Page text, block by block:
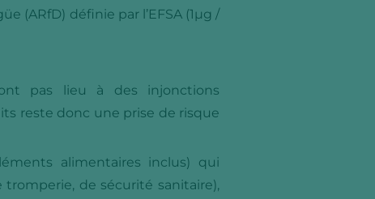
(ARfD) définie par l’EFSA (1µg /
pas lieu à des injonctions
reste donc une prise de risque
alimentaires inclus) qui
de sécurité sanitaire),